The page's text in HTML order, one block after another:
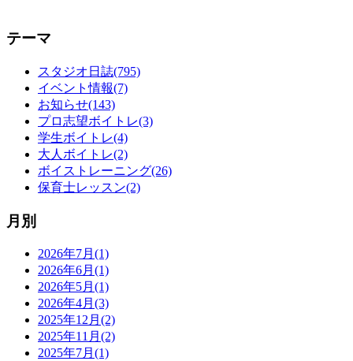
テーマ
スタジオ日誌(795)
イベント情報(7)
お知らせ(143)
プロ志望ボイトレ(3)
学生ボイトレ(4)
大人ボイトレ(2)
ボイストレーニング(26)
保育士レッスン(2)
月別
2026年7月(1)
2026年6月(1)
2026年5月(1)
2026年4月(3)
2025年12月(2)
2025年11月(2)
2025年7月(1)